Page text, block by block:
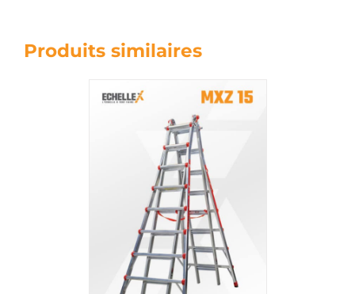
Produits similaires